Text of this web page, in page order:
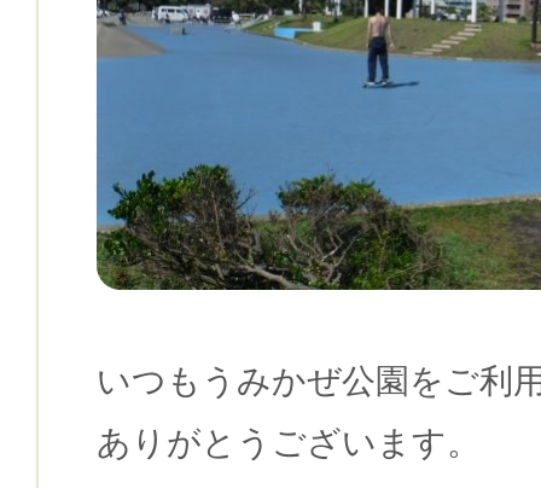
いつもうみかぜ公園をご利
ありがとうございます。